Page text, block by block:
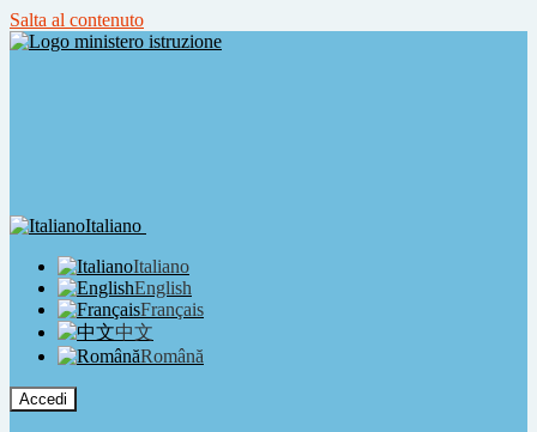
Salta al contenuto
Italiano
Italiano
English
Français
中文
Română
Accedi